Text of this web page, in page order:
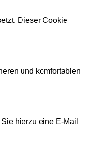
Dieser Cookie
und komfortablen
hierzu eine E-Mail